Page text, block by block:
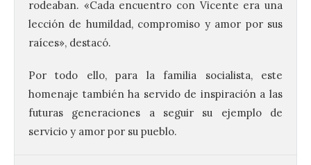
rodeaban. «Cada encuentro con Vicente era una
lección de humildad, compromiso y amor por sus
raíces», destacó.
Por todo ello, para la familia socialista, este
homenaje también ha servido de inspiración a las
futuras generaciones a seguir su ejemplo de
servicio y amor por su pueblo.
Este certamen,
promovido por el Instituto
Universitario de Música
Sacra de la Universidad
(UPSA), premiará composiciones
inéditas, destinadas a coro, con un
premio de 3.000 euros. Las candidaturas
podrán presentarse hasta el 30 de
noviembre. La Universidad, a […]